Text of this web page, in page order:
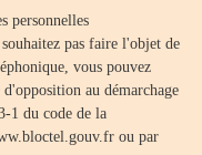
personnelles
pas faire l'objet de
vous pouvez
au démarchage
1 du code de la
ou par